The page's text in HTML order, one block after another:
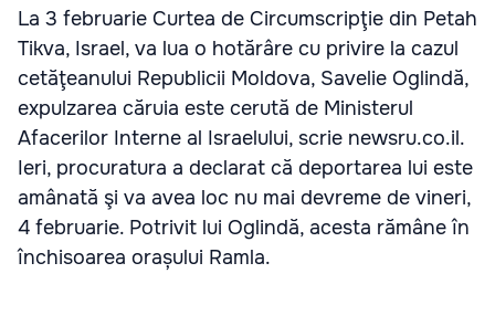
La 3 februarie Curtea de Circumscripţie din Petah
Tikva, Israel, va lua o hotărâre cu privire la cazul
cetăţeanului Republicii Moldova, Savelie Oglindă,
expulzarea căruia este cerută de Ministerul
Afacerilor Interne al Israelului, scrie newsru.co.il.
Ieri, procuratura a declarat că deportarea lui este
amânată şi va avea loc nu mai devreme de vineri,
4 februarie. Potrivit lui Oglindă, acesta rămâne în
închisoarea orașului Ramla.